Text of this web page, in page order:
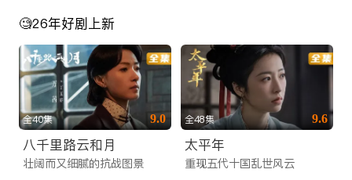
我们是您寻找电视剧在线网站的最佳归宿。无论您偏好哪种类
型，这里都有：
古装权谋与仙侠：收录了2025年最新的古装大制作。从庙堂之
高的权谋博弈，到江湖之远的快意恩仇，再到唯美虐心的仙侠绝
恋，满足您对东方美学的所有幻想。
都市情感与职场：聚焦现代都市生活，涵盖职场逆袭、家庭伦
🧐26年好剧上新
全40集 9.0
八千里路云和月
壮阔而又细腻的抗战图景
全48集 9.6
太平年
重现五代十国乱世风云